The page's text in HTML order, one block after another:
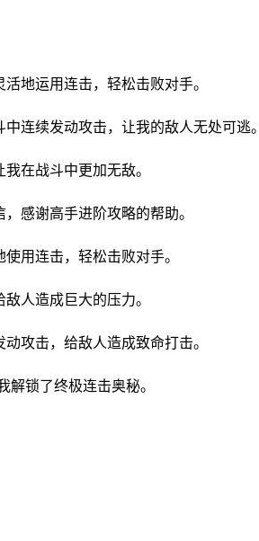
地运用连击，轻松击败对手。
连续发动攻击，让我的敌人无处可逃。
在战斗中更加无敌。
感谢高手进阶攻略的帮助。
用连击，轻松击败对手。
人造成巨大的压力。
攻击，给敌人造成致命打击。
锁了终极连击奥秘。